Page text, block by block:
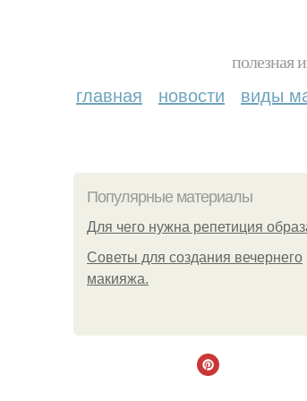
полезная
главная новости виды
Популярные материалы
Для чего нужна репетиция
Советы для создания вечернего
макияжа.